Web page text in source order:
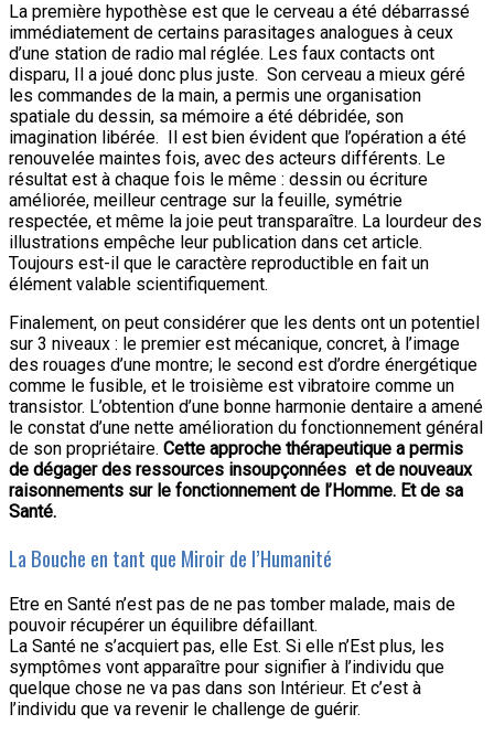
La première hypothèse est que le cerveau a été débarrassé
immédiatement de certains parasitages analogues à ceux
d’une station de radio mal réglée. Les faux contacts ont
disparu, Il a joué donc plus juste. Son cerveau a mieux géré
les commandes de la main, a permis une organisation
spatiale du dessin, sa mémoire a été débridée, son
imagination libérée. Il est bien évident que l’opération a été
renouvelée maintes fois, avec des acteurs différents. Le
résultat est à chaque fois le même : dessin ou écriture
améliorée, meilleur centrage sur la feuille, symétrie
respectée, et même la joie peut transparaître. La lourdeur des
illustrations empêche leur publication dans cet article.
Toujours est-il que le caractère reproductible en fait un
élément valable scientifiquement.
Finalement, on peut considérer que les dents ont un potentiel
sur 3 niveaux : le premier est mécanique, concret, à l’image
des rouages d’une montre; le second est d’ordre énergétique
comme le fusible, et le troisième est vibratoire comme un
transistor. L’obtention d’une bonne harmonie dentaire a amené
le constat d’une nette amélioration du fonctionnement général
de son propriétaire. Cette approche thérapeutique a permis
de dégager des ressources insoupçonnées et de nouveaux
raisonnements sur le fonctionnement de l’Homme. Et de sa
Santé.
La Bouche en tant que Miroir de l’Humanité
Etre en Santé n’est pas de ne pas tomber malade, mais de
pouvoir récupérer un équilibre défaillant.
La Santé ne s’acquiert pas, elle Est. Si elle n’Est plus, les
symptômes vont apparaître pour signifier à l’individu que
quelque chose ne va pas dans son Intérieur. Et c’est à
l’individu que va revenir le challenge de guérir.